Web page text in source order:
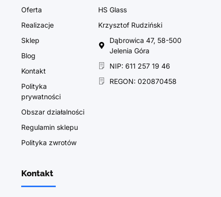
Oferta
Realizacje
Sklep
Blog
Kontakt
Polityka
prywatności
Obszar działalności
Regulamin sklepu
Polityka zwrotów
HS Glass
Krzysztof Rudziński
Dąbrowica 47, 58-500
Jelenia Góra
NIP: 611 257 19 46
REGON: 020870458
Kontakt